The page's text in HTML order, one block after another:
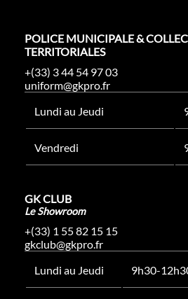
POLICE MUNICIPALE &
TERRITORIALES
+(33) 3 44 54 97 03
uniform@gkpro.fr
Lundi au Jeudi
Vendredi
GK CLUB
Le Showroom
+(33) 1 55 82 15 15
gkclub@gkpro.fr
Lundi au Jeudi
9h30-